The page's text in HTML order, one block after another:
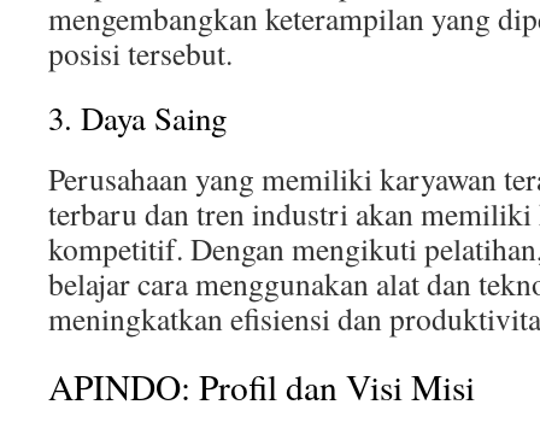
mengembangkan keterampilan yang
posisi tersebut.
3. Daya Saing
Perusahaan yang memiliki karyawan
terbaru dan tren industri akan memiliki
kompetitif. Dengan mengikuti
belajar cara menggunakan alat dan
meningkatkan efisiensi dan
APINDO: Profil dan Visi Misi